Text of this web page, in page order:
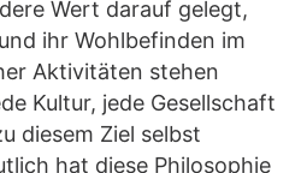
Wert darauf gelegt,
ihr Wohlbefinden im
Aktivitäten stehen
Kultur, jede Gesellschaft
diesem Ziel selbst
hat diese Philosophie